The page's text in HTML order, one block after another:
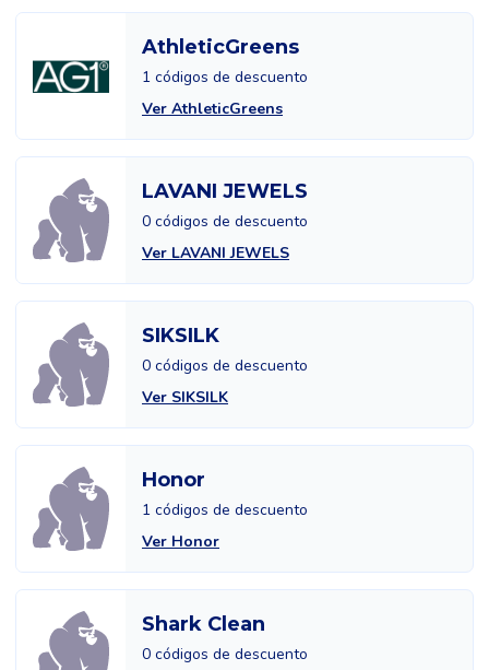
AthleticGreens
1 códigos de descuento
Ver AthleticGreens
LAVANI JEWELS
0 códigos de descuento
Ver LAVANI JEWELS
SIKSILK
0 códigos de descuento
Ver SIKSILK
Honor
1 códigos de descuento
Ver Honor
Shark Clean
0 códigos de descuento